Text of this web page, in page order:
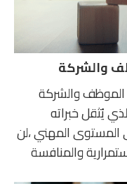
والشركة
الموظف والشركة
يُثقل خبراته
المستوى المهني ،لن
والمنافسة